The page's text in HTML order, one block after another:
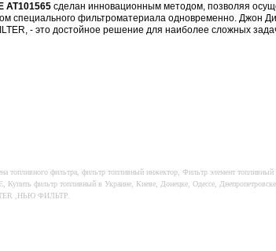
AT101565сделан инновационным методом, позволяя
специального фильтроматериала одновременно. Джон
- это достойное решение для наиболее сложных
топливного фильтра, фильтр топливный инжектор, Фильтр элемент
фильтр топливный в Украине, Киеве, Донецке, Одессе,
,НЬЮ ФИЛЬТР.